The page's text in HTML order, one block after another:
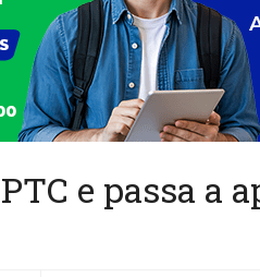
e passa a